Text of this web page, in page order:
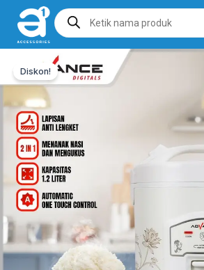
Products
search
Diskon!